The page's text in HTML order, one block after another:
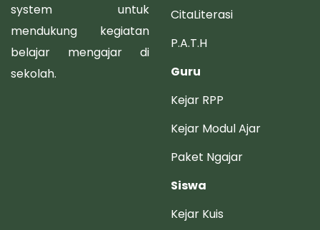
system untuk
mendukung kegiatan
belajar mengajar di
sekolah.
CitaLiterasi
P.A.T.H
Guru
Kejar RPP
Kejar Modul Ajar
Paket Ngajar
Siswa
Kejar Kuis